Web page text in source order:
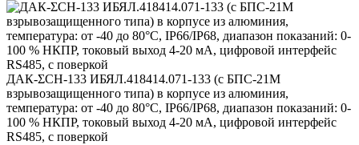
ДАК-ƩСН-133 ИБЯЛ.418414.071-133 (с БПС-21М
взрывозащищенного типа) в корпусе из алюминия,
температура: от -40 до 80°С, IP66/IP68, диапазон показаний: 0-
100 % НКПР, токовый выход 4-20 мА, цифровой интерфейс
RS485, с поверкой